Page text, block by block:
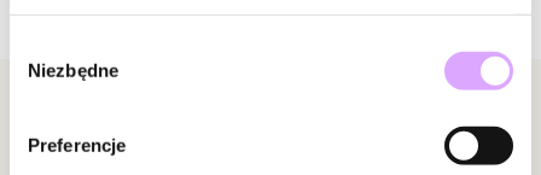
zgody
Niezbędne
Preferencje
intensywność kolorów oraz naturalną strukturę apatytu. Złote
kamieni, tworząc harmonijną kompozycję pełną elegancji i
Jeszcze nikt nie ocenił tego produktu.
produkcie!
Bądź na bieżąco z nowościami i promocjami!